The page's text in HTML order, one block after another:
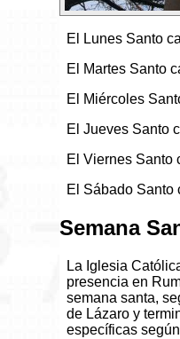
El Lunes Santo
El Martes Santo
El Miércoles
El Jueves Santo
El Viernes Santo
El Sábado Santo
Semana
La Iglesia
presencia en
semana santa,
de Lázaro y
específicas